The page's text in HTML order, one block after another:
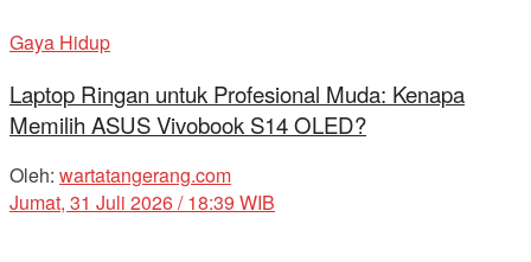
Gaya Hidup
Laptop Ringan untuk Profesional Muda: Kenapa
Memilih ASUS Vivobook S14 OLED?
Oleh: wartatangerang.com
Jumat, 31 Juli 2026 / 18:39 WIB